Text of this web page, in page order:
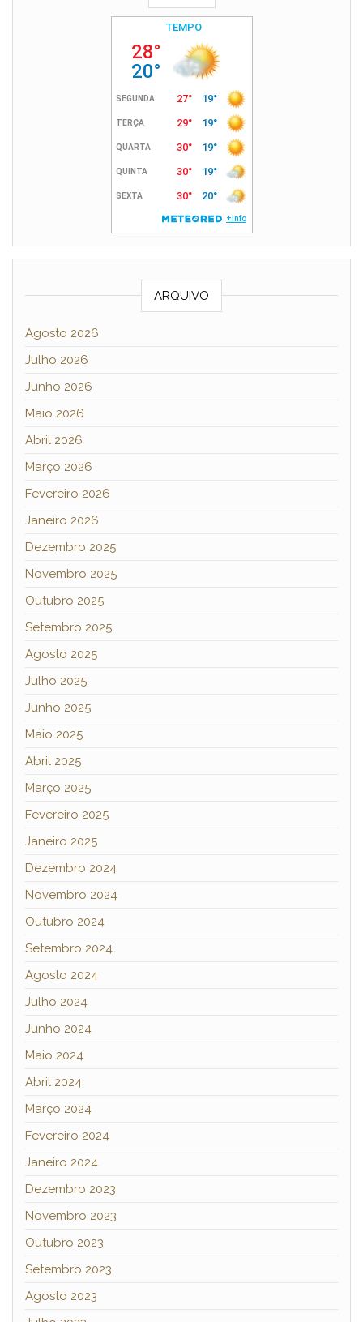
ARQUIVO
Agosto 2026
Julho 2026
Junho 2026
Maio 2026
Abril 2026
Março 2026
Fevereiro 2026
Janeiro 2026
Dezembro 2025
Novembro 2025
Outubro 2025
Setembro 2025
Agosto 2025
Julho 2025
Junho 2025
Maio 2025
Abril 2025
Março 2025
Fevereiro 2025
Janeiro 2025
Dezembro 2024
Novembro 2024
Outubro 2024
Setembro 2024
Agosto 2024
Julho 2024
Junho 2024
Maio 2024
Abril 2024
Março 2024
Fevereiro 2024
Janeiro 2024
Dezembro 2023
Novembro 2023
Outubro 2023
Setembro 2023
Agosto 2023